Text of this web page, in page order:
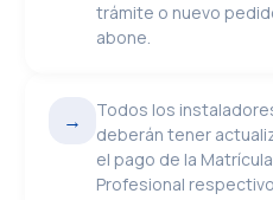
trámite o nuevo
abone.
→
Todos los
deberán tener
el pago de la
Profesional